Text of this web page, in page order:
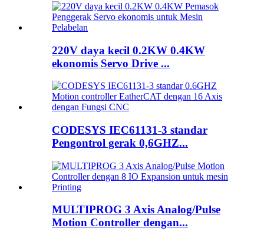
220V daya kecil 0.2KW 0.4KW
ekonomis Servo Drive ...
CODESYS IEC61131-3 standar
Pengontrol gerak 0,6GHZ...
MULTIPROG 3 Axis Analog/Pulse
Motion Controller dengan...